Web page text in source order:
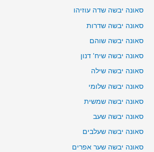
סאונה יבשה שדה עוזיהו
סאונה יבשה שדרות
סאונה יבשה שוהם
סאונה יבשה שיח' דנון
סאונה יבשה שילה
סאונה יבשה שלומי
סאונה יבשה שמשית
סאונה יבשה שעב
סאונה יבשה שעלבים
סאונה יבשה שער אפרים